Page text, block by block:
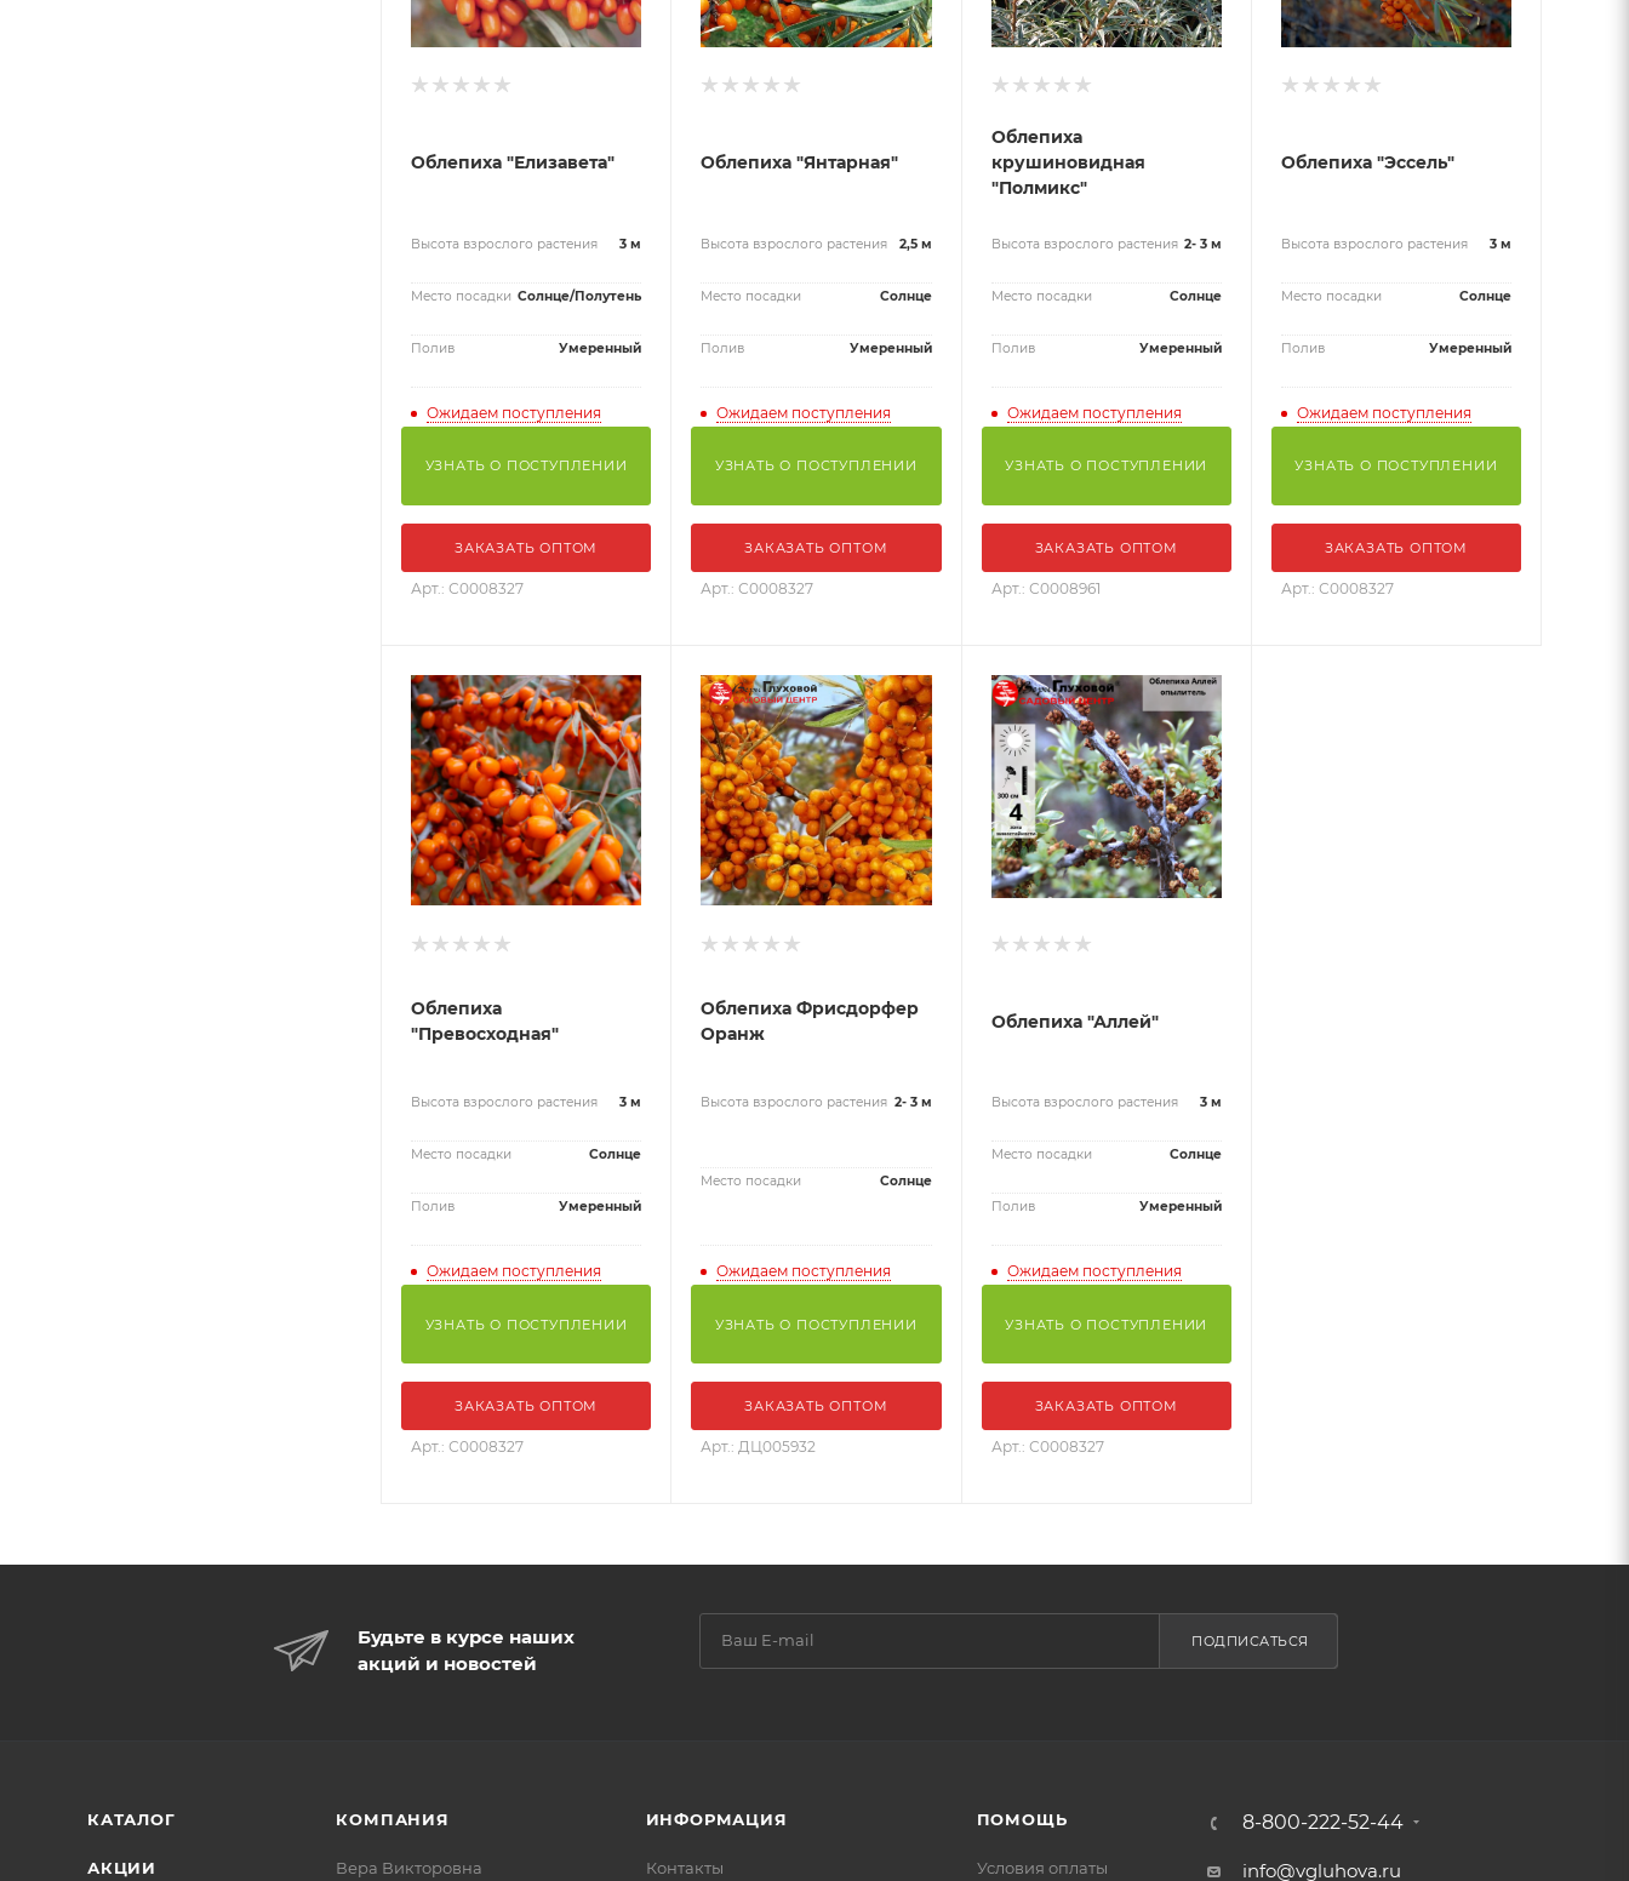
Облепиха "Елизавета"
Высота взрослого растения 3 м
Место посадки Солнце/Полутень
Полив Умеренный
Ожидаем поступления
УЗНАТЬ О ПОСТУПЛЕНИИ
ЗАКАЗАТЬ ОПТОМ
Арт.: С0008327
Облепиха "Янтарная"
Высота взрослого растения 2,5 м
Место посадки Солнце
Полив Умеренный
Ожидаем поступления
УЗНАТЬ О ПОСТУПЛЕНИИ
ЗАКАЗАТЬ ОПТОМ
Арт.: С0008327
Облепиха
крушиновидная
"Полмикс"
Высота взрослого растения 2- 3 м
Место посадки Солнце
Полив Умеренный
Ожидаем поступления
УЗНАТЬ О ПОСТУПЛЕНИИ
ЗАКАЗАТЬ ОПТОМ
Арт.: С0008961
Облепиха "Эссель"
Высота взрослого растения 3 м
Место посадки Солнце
Полив Умеренный
Ожидаем поступления
УЗНАТЬ О ПОСТУПЛЕНИИ
ЗАКАЗАТЬ ОПТОМ
Арт.: С0008327
Облепиха
"Превосходная"
Высота взрослого растения 3 м
Место посадки Солнце
Полив Умеренный
Ожидаем поступления
УЗНАТЬ О ПОСТУПЛЕНИИ
ЗАКАЗАТЬ ОПТОМ
Арт.: С0008327
Облепиха Фрисдорфер
Оранж
Высота взрослого растения 2- 3 м
Место посадки Солнце
Ожидаем поступления
УЗНАТЬ О ПОСТУПЛЕНИИ
ЗАКАЗАТЬ ОПТОМ
Арт.: ДЦ005932
Облепиха "Аллей"
Высота взрослого растения 3 м
Место посадки Солнце
Полив Умеренный
Ожидаем поступления
УЗНАТЬ О ПОСТУПЛЕНИИ
ЗАКАЗАТЬ ОПТОМ
Арт.: С0008327
Будьте в курсе наших
акций и новостей
ПОДПИСАТЬСЯ
КАТАЛОГ
АКЦИИ
КОМПАНИЯ
Вера Викторовна
ИНФОРМАЦИЯ
Контакты
ПОМОЩЬ
Условия оплаты
8-800-222-52-44
info@vgluhova.ru